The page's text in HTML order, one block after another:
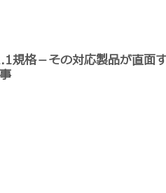
規格－その対応製品が直面